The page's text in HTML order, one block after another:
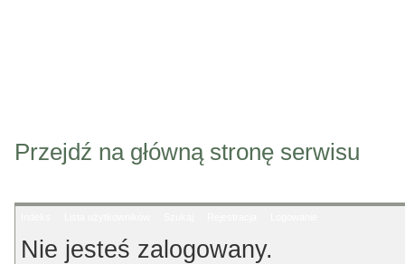
Przejdź na główną stronę serwisu
Nie jesteś zalogowany.